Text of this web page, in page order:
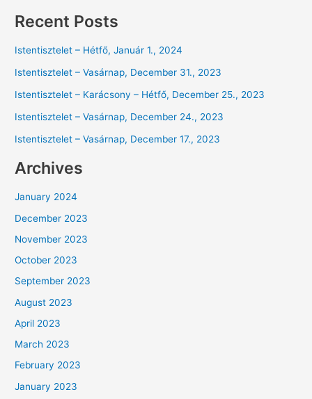
Recent Posts
Istentisztelet – Hétfő, Január 1., 2024
Istentisztelet – Vasárnap, December 31., 2023
Istentisztelet – Karácsony – Hétfő, December 25., 2023
Istentisztelet – Vasárnap, December 24., 2023
Istentisztelet – Vasárnap, December 17., 2023
Archives
January 2024
December 2023
November 2023
October 2023
September 2023
August 2023
April 2023
March 2023
February 2023
January 2023